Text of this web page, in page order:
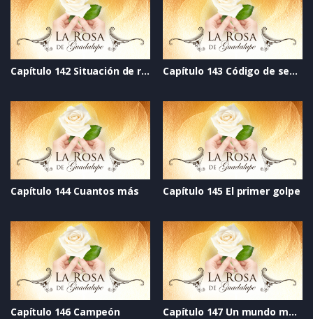
Capítulo 142 Situación de riesgo Capítulo 143 Código de seguridad
Capítulo 144 Cuantos más Capítulo 145 El primer golpe
Capítulo 146 Campeón Capítulo 147 Un mundo mejor